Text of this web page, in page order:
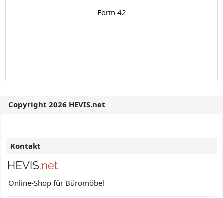
Form 42
Copyright 2026 HEVIS.net
Kontakt
Online-Shop für Büromöbel